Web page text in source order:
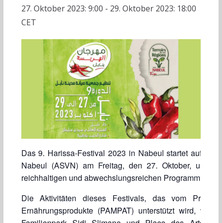
27. Oktober 2023: 9:00 - 29. Oktober 2023: 18:00
CET
Das 9. Harissa-Festival 2023 in Nabeul startet auf
Nabeul (ASVN) am Freitag, den 27. Oktober, und
reichhaltigen und abwechslungsreichen Programm an
Die Aktivitäten dieses Festivals, das vom
Ernährungsprodukte (PAMPAT) unterstützt wird,